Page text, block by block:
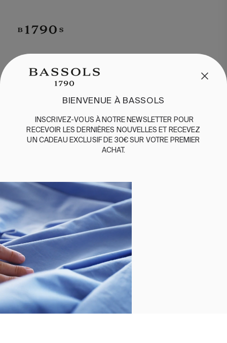
DURABILITE
SERVICE CLIENT
CONTACT +34 932 070 450
QUESTIONS FRÉQUENTES
ENGLISH / ESPAÑOL / FRANÇAIS
©2026 COPYRIGHT © 2013-PRESENT MAGENTO, INC. ALL
RIGHTS RESERVED.
TERMES ET CONDITIONS POLITIQUE DE CONFIDENTIALITÉ
SUIVEZ-NOUS
BIENVENUE À BASSOLS
INSCRIVEZ-VOUS À NOTRE NEWSLETTER POUR
RECEVOIR LES DERNIÈRES NOUVELLES ET RECEVEZ
UN CADEAU EXCLUSIF DE 30€SUR VOTRE PREMIER
ACHAT.